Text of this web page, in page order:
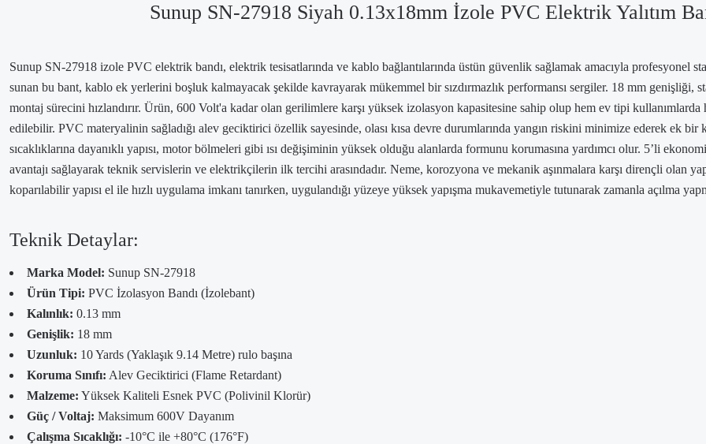
Sunup SN-27918 Siyah 0.13x18mm İzole PVC Elektrik Yalıtım
Sunup SN-27918 izole PVC elektrik bandı, elektrik tesisatlarında ve kablo bağlantılarında üstün güvenlik sağlamak amacıyla profesyonel
sunan bu bant, kablo ek yerlerini boşluk kalmayacak şekilde kavrayarak mükemmel bir sızdırmazlık performansı sergiler. 18 mm genişliği,
montaj sürecini hızlandırır. Ürün, 600 Volt'a kadar olan gerilimlere karşı yüksek izolasyon kapasitesine sahip olup hem ev tipi
edilebilir. PVC materyalinin sağladığı alev geciktirici özellik sayesinde, olası kısa devre durumlarında yangın riskini minimize ederek ek bir
sıcaklıklarına dayanıklı yapısı, motor bölmeleri gibi ısı değişiminin yüksek olduğu alanlarda formunu korumasına yardımcı olur. 5’li
avantajı sağlayarak teknik servislerin ve elektrikçilerin ilk tercihi arasındadır. Neme, korozyona ve mekanik aşınmalara karşı dirençli olan
koparılabilir yapısı el ile hızlı uygulama imkanı tanırken, uygulandığı yüzeye yüksek yapışma mukavemetiyle tutunarak zamanla açılma
Teknik Detaylar:
Marka Model: Sunup SN-27918
Ürün Tipi: PVC İzolasyon Bandı (İzolebant)
Kalınlık: 0.13 mm
Genişlik: 18 mm
Uzunluk: 10 Yards (Yaklaşık 9.14 Metre) rulo başına
Koruma Sınıfı: Alev Geciktirici (Flame Retardant)
Malzeme: Yüksek Kaliteli Esnek PVC (Polivinil Klorür)
Güç / Voltaj: Maksimum 600V Dayanım
Çalışma Sıcaklığı: -10°C ile +80°C (176°F)